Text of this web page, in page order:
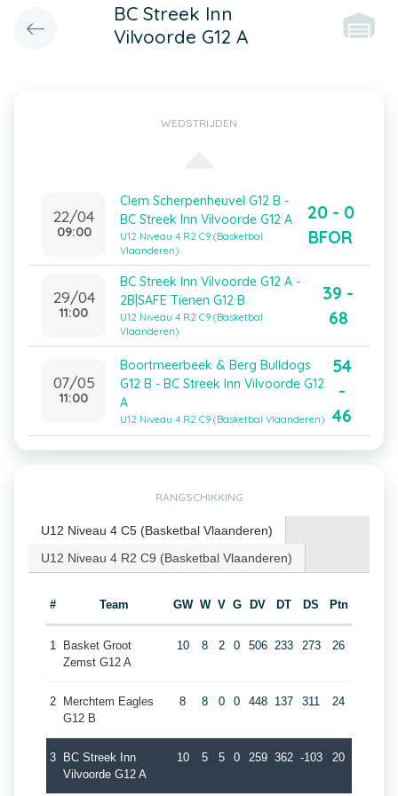
BC Streek Inn
Vilvoorde G12 A
WEDSTRIJDEN
22/04
09:00
Clem Scherpenheuvel G12 B -
BC Streek Inn Vilvoorde G12 A
U12 Niveau 4 R2 C9 (Basketbal
Vlaanderen)
20 - 0
BFOR
29/04
11:00
BC Streek Inn Vilvoorde G12 A -
2B|SAFE Tienen G12 B
U12 Niveau 4 R2 C9 (Basketbal
Vlaanderen)
39 -
68
07/05
11:00
Boortmeerbeek & Berg Bulldogs
G12 B - BC Streek Inn Vilvoorde G12
A
U12 Niveau 4 R2 C9 (Basketbal Vlaanderen)
54
-
46
RANGSCHIKKING
U12 Niveau 4 C5 (Basketbal Vlaanderen)
U12 Niveau 4 R2 C9 (Basketbal Vlaanderen)
# Team GW W V G DV DT DS Ptn
1
Basket Groot
Zemst G12 A
10 8 2 0 506 233 273 26
2
Merchtem Eagles
G12 B
8 8 0 0 448 137 311 24
3
BC Streek Inn
Vilvoorde G12 A
10 5 5 0 259 362 -103 20